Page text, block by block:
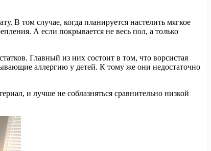
В том случае, когда планируется настелить мягкое
А если покрывается не весь пол, а только
Главный из них состоит в том, что ворсистая
аллергию у детей. К тому же они недостаточно
и лучше не соблазняться сравнительно низкой